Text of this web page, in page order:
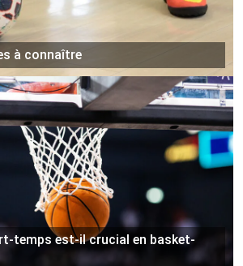
à connaître
temps est-il crucial en basket-